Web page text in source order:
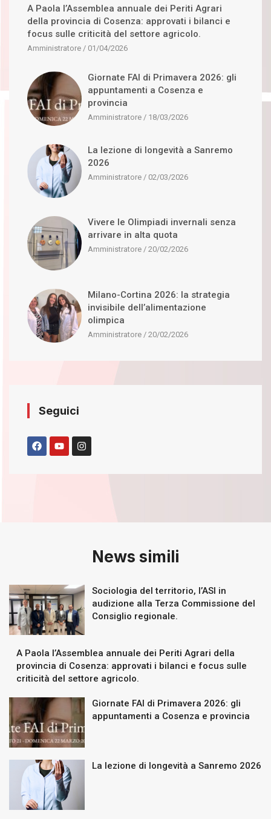
A Paola l’Assemblea annuale dei Periti Agrari
della provincia di Cosenza: approvati i bilanci e
focus sulle criticità del settore agricolo.
Amministratore 01/04/2026
Giornate FAI di Primavera 2026: gli
appuntamenti a Cosenza e
provincia
Amministratore 18/03/2026
La lezione di longevità a Sanremo
2026
Amministratore 02/03/2026
Vivere le Olimpiadi invernali senza
arrivare in alta quota
Amministratore 20/02/2026
Milano-Cortina 2026: la strategia
invisibile dell’alimentazione
olimpica
Amministratore 20/02/2026
Seguici
News simili
Sociologia del territorio, l’ASI in
audizione alla Terza Commissione del
Consiglio regionale.
A Paola l’Assemblea annuale dei Periti Agrari della
provincia di Cosenza: approvati i bilanci e focus sulle
criticità del settore agricolo.
Giornate FAI di Primavera 2026: gli
appuntamenti a Cosenza e provincia
La lezione di longevità a Sanremo 2026